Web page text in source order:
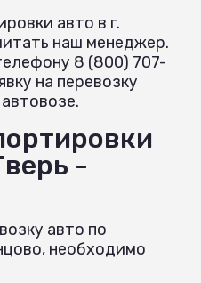
авто в г.
наш менеджер.
8 (800) 707-
на перевозку
-
авто по
необходимо